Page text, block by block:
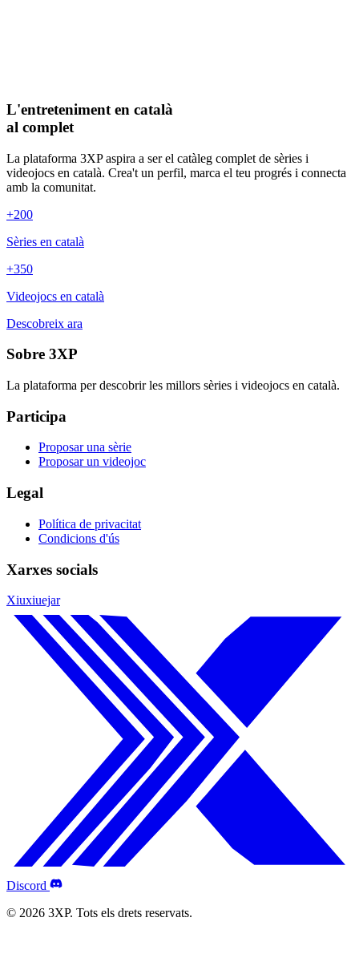
L'entreteniment en català
al complet
La plataforma 3XP aspira a ser el catàleg complet de sèries i
videojocs en català. Crea't un perfil, marca el teu progrés i connecta
amb la comunitat.
+200
Sèries en català
+350
Videojocs en català
Descobreix ara
Sobre 3XP
La plataforma per descobrir les millors sèries i videojocs en català.
Participa
Proposar una sèrie
Proposar un videojoc
Legal
Política de privacitat
Condicions d'ús
Xarxes socials
Xiuxiuejar
Discord
© 2026 3XP. Tots els drets reservats.